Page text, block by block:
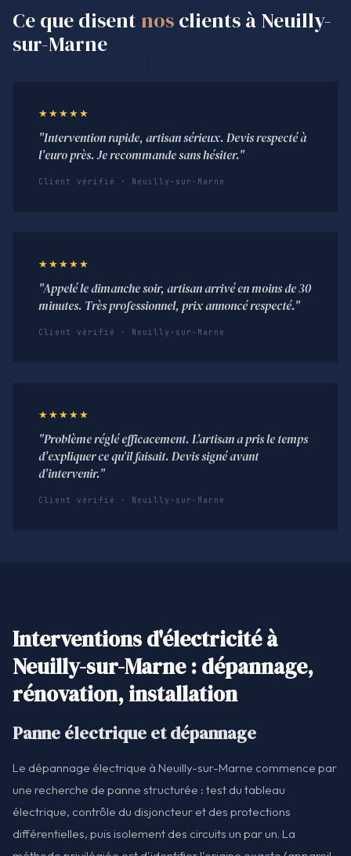
Ce que disent nosclients à Neuilly-
sur-Marne
★★★★★
"Intervention rapide, artisan sérieux. Devis respecté à
l'euro près. Je recommande sans hésiter."
Client vérifié · Neuilly-sur-Marne
★★★★★
"Appelé le dimanche soir, artisan arrivé en moins de 30
minutes. Très professionnel, prix annoncé respecté."
Client vérifié · Neuilly-sur-Marne
★★★★★
"Problème réglé efficacement. L'artisan a pris le temps
d'expliquer ce qu'il faisait. Devis signé avant
d'intervenir."
Client vérifié · Neuilly-sur-Marne
Interventions d'électricité à
Neuilly-sur-Marne : dépannage,
rénovation, installation
Panne électrique et dépannage
Le dépannage électrique à Neuilly-sur-Marne commence par
une recherche de panne structurée : test du tableau
électrique, contrôle du disjoncteur et des protections
différentielles, puis isolement des circuits un par un. La